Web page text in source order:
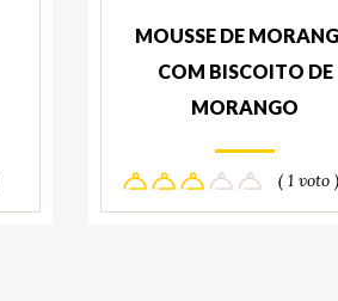
MOUSSE DE
COM BISCOITO DE
MORANGO
( 1 voto )